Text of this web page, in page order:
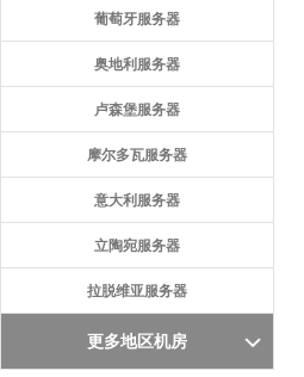
葡萄牙服务器
奥地利服务器
卢森堡服务器
摩尔多瓦服务器
意大利服务器
立陶宛服务器
拉脱维亚服务器
更多地区机房